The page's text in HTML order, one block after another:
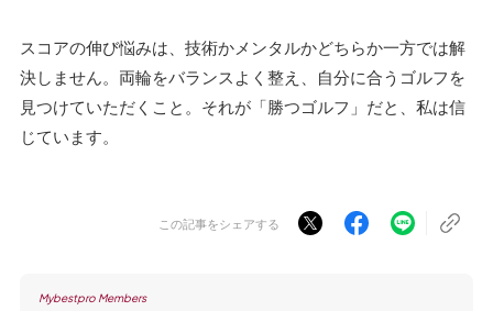
スコアの伸び悩みは、技術かメンタルかどちらか一方では解
決しません。両輪をバランスよく整え、自分に合うゴルフを
見つけていただくこと。それが「勝つゴルフ」だと、私は信
じています。
この記事をシェアする
Mybestpro Members